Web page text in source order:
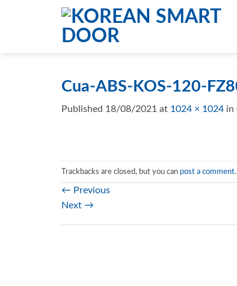
Cua-ABS-KOS-120-
Published 18/08/2021 at 1024 × 1024 in
Trackbacks are closed, but you can post a comment.
← Previous
Next →